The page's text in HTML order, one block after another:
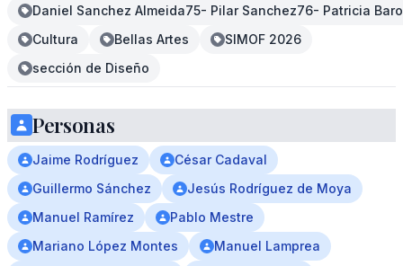
Daniel Sanchez Almeida75- Pilar Sanchez76- Patricia
Cultura
Bellas Artes
SIMOF 2026
sección de Diseño
Personas
Jaime Rodríguez
César Cadaval
Guillermo Sánchez
Jesús Rodríguez de Moya
Manuel Ramírez
Pablo Mestre
Mariano López Montes
Manuel Lamprea